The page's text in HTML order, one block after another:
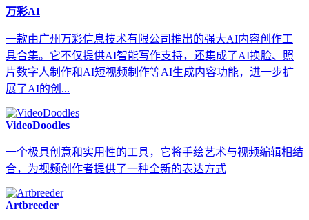
万彩AI
一款由广州万彩信息技术有限公司推出的强大AI内容创作工
具合集。它不仅提供AI智能写作支持，还集成了AI换脸、照
片数字人制作和AI短视频制作等AI生成内容功能，进一步扩
展了AI的创...
VideoDoodles
一个极具创意和实用性的工具，它将手绘艺术与视频编辑相结
合，为视频创作者提供了一种全新的表达方式
Artbreeder